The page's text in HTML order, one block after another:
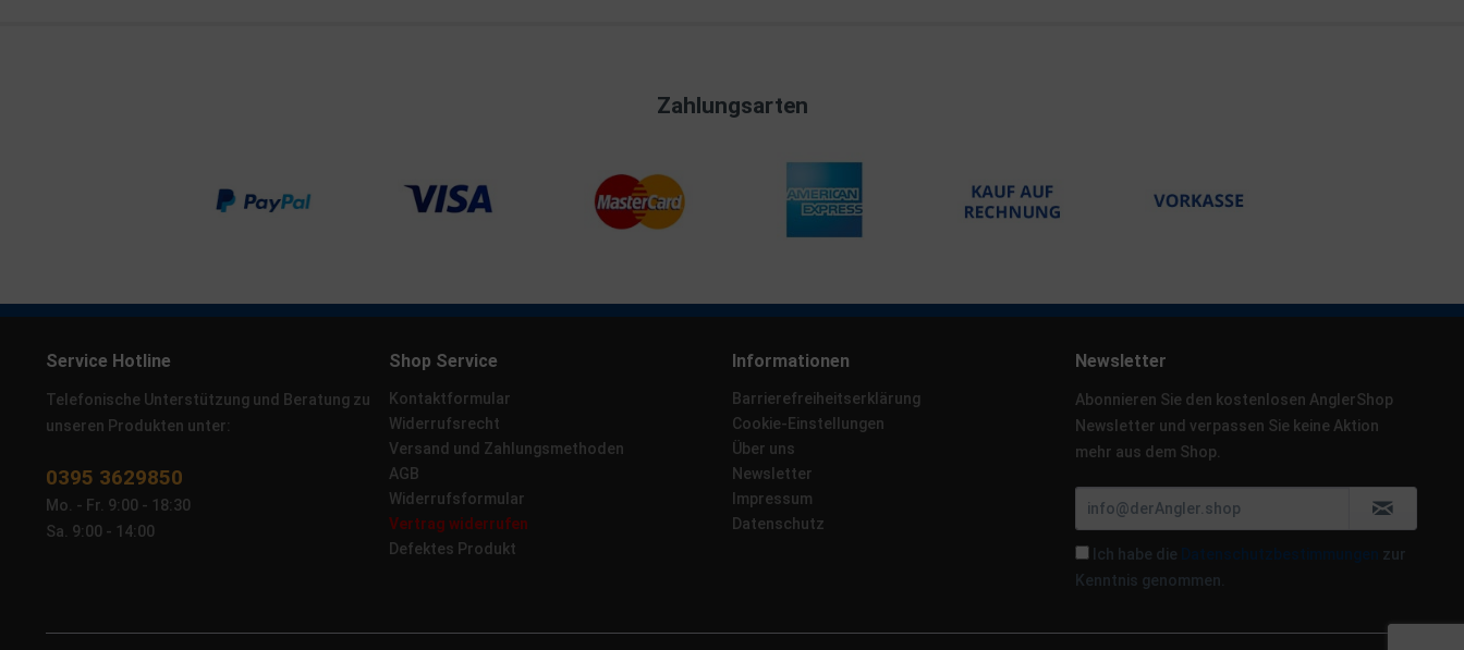
Zahlungsarten
Service Hotline
Telefonische Unterstützung und Beratung zu
unseren Produkten unter:
0395 3629850
Mo. - Fr. 9:00 - 18:30
Sa. 9:00 - 14:00
Shop Service
Kontaktformular
Widerrufsrecht
Versand und Zahlungsmethoden
AGB
Widerrufsformular
Vertrag widerrufen
Defektes Produkt
Informationen
Barrierefreiheitserklärung
Cookie-Einstellungen
Über uns
Newsletter
Impressum
Datenschutz
Newsletter
Abonnieren Sie den kostenlosen AnglerShop
Newsletter und verpassen Sie keine Aktion
mehr aus dem Shop.
Ich habe die Datenschutzbestimmungen zur
Kenntnis genommen.